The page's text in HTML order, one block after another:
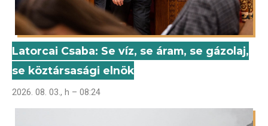
Latorcai Csaba: Se víz, se áram, se gázolaj,
se köztársasági elnök
2026. 08. 03., h – 08:24